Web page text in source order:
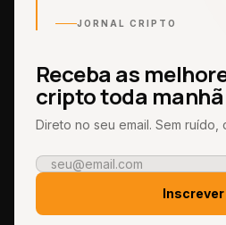
JORNAL CRIPTO
Receba as
cripto toda manhã
Direto no seu email. Sem ruído,
Inscrever